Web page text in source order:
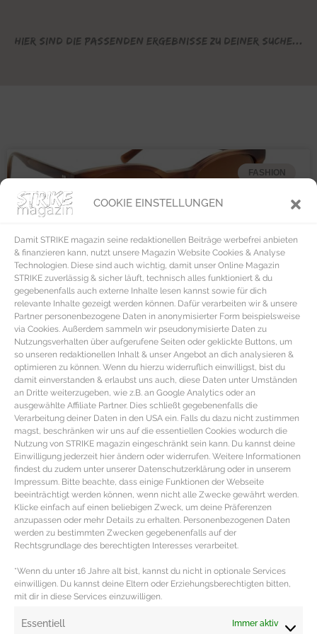
COOKIE EINSTELLUNGEN
Damit STRIKE magazin seine redaktionellen Beiträge werbefrei anbieten
& finanzieren kann, nutzt unsere Magazin Website Cookies & Analyse
Technologien. Diese sind auch wichtig, damit unser Online Magazin
STRIKE zuverlässig & sicher läuft, technisch alles funktioniert & du
gegebenenfalls auch externe Inhalte lesen kannst sowie für dich
relevante Inhalte gezeigt werden können. Dafür verarbeiten wir & unsere
Partner personenbezogene Daten in anonymisierter Form beispielsweise
via Cookies. Außerdem sammeln wir pseudonymisierte Daten zu
Nutzungsverhalten über aufgerufene Seiten oder geklickte Buttons, um
so unseren redaktionellen Inhalt & unser Angebot an dich analysieren &
optimieren zu können. Wenn du hierzu widerruflich einwilligst, bist du
damit einverstanden & erlaubst uns auch, diese Daten unter Umständen
an Dritte weiterzugeben, wie z.B. an Google Analytics oder an
ausgewählte Affiliate Partner. Dies schließt gegebenenfalls die
Verarbeitung deiner Daten in den USA ein. Falls du dazu nicht zustimmen
magst, beschränken wir uns auf die essentiellen Cookies wodurch die
Nutzung von STRIKE magazin eingeschränkt sein kann. Du kannst deine
Einwilligung jederzeit hier ändern oder widerrufen. Weitere Informationen
findest du zudem unter unserer Datenschutzerklärung oder in unserem
Impressum. Bitte beachte, dass einige Funktionen der Webseite
beeinträchtigt werden können, wenn nicht alle Zwecke gewährt werden.
Klicke einfach auf einen beliebigen Zweck, um deine Präferenzen
anzupassen oder mehr Details zu erhalten. Personenbezogenen Daten
werden zu bestimmten Zwecken gegebenenfalls auf der
Rechtsgrundlage des berechtigten Interesses verarbeitet.
*Wenn du unter 16 Jahre alt bist, kannst du nicht in optionale Services
einwilligen. Du kannst deine Eltern oder Erziehungsberechtigten bitten,
mit dir in diese Services einzuwilligen.
Essentiell Immer aktiv
Hier sind die passenden Ergebnisse zu deiner Suche...
FASHION
Sonnenbrillen im cleanen Look
Sonnenbrillen Trend – Cleane Form & puristisches
Rahmen sind diese Saison cleane Sonnenbrillen mit